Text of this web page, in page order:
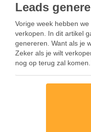
Leads
Vorige week hebben
verkopen. In dit artikel
genereren. Want als je
Zeker als je wilt
nog op terug zal